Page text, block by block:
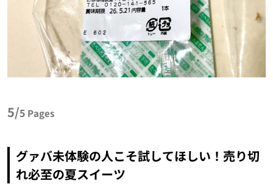
5/5 Pages
グァバ未体験の人こそ試してほしい！売り切
れ必至の夏スイーツ